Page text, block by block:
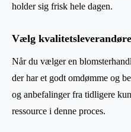
holder sig frisk hele dagen.
Vælg
Når du vælger en
der har et godt omdømme og
og anbefalinger fra tidligere
ressource i denne proces.